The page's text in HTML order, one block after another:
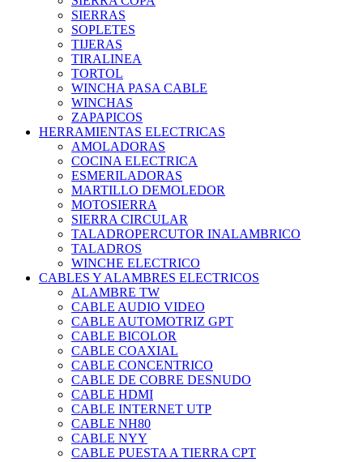
SIERRAS
SOPLETES
TIJERAS
TIRALINEA
TORTOL
WINCHA PASA CABLE
WINCHAS
ZAPAPICOS
HERRAMIENTAS ELECTRICAS
AMOLADORAS
COCINA ELECTRICA
ESMERILADORAS
MARTILLO DEMOLEDOR
MOTOSIERRA
SIERRA CIRCULAR
TALADROPERCUTOR INALAMBRICO
TALADROS
WINCHE ELECTRICO
CABLES Y ALAMBRES ELECTRICOS
ALAMBRE TW
CABLE AUDIO VIDEO
CABLE AUTOMOTRIZ GPT
CABLE BICOLOR
CABLE COAXIAL
CABLE CONCENTRICO
CABLE DE COBRE DESNUDO
CABLE HDMI
CABLE INTERNET UTP
CABLE NH80
CABLE NYY
CABLE PUESTA A TIERRA CPT